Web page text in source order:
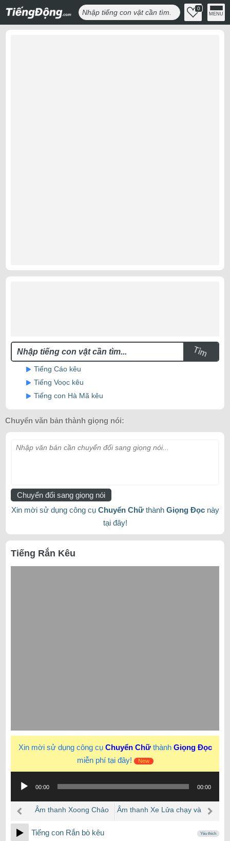
0
MENU
Tìm
Tiếng Cáo kêu
Tiếng Voọc kêu
Tiếng con Hà Mã kêu
Chuyển văn bản thành giọng nói:
Nhập văn bản cần chuyển đổi sang giọng nói...
Chuyển đổi sang giọng nói
Xin mời sử dụng công cụ Chuyển Chữthành Giọng Đọcnày
tại đây!
Tiếng Rắn Kêu
Xin mời sử dụng công cụ Chuyển Chữthành Giọng Đọc
miễn phí tại đây!
New
phát
âm
thanh
00:00 00:00
Âm thanh Xoong Chảo
Âm thanh Xe Lửa chạy và
Tiếng con Rắn bò kêu Yêu thích